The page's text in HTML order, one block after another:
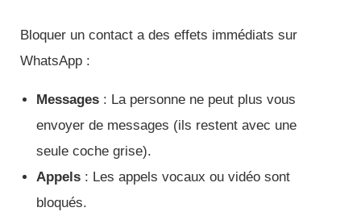
Bloquer un contact a des effets immédiats sur
WhatsApp :
Messages : La personne ne peut plus vous
envoyer de messages (ils restent avec une
seule coche grise).
Appels : Les appels vocaux ou vidéo sont
bloqués.